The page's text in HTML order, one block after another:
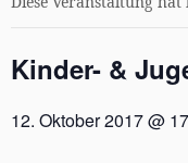
Kinder- &
12. Oktober 2017 @